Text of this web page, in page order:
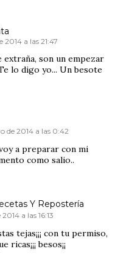
2014 a las 21:47
extraña, son un empezar
lo digo yo... Un besote
de 2014 a las 0:42
a preparar con mi
como salio..
Y Repostería
a las 16:13
tejas¡¡¡ con tu permiso,
ricas¡¡¡ besos¡¡